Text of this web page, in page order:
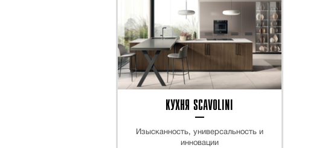
КУХНЯ SCAVOLINI
Изысканность, универсальность и
инновации